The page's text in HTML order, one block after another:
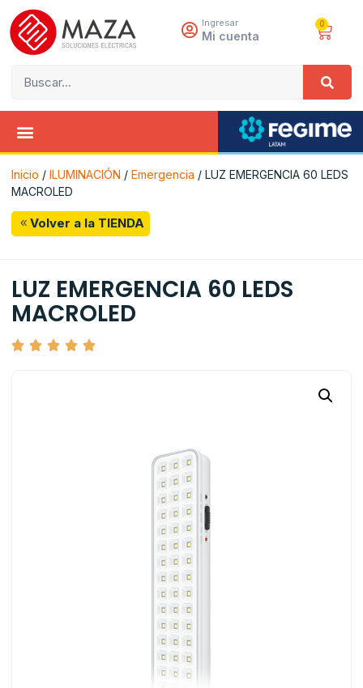
Ingresar
Mi cuenta
0
Inicio / ILUMINACIÓN / Emergencia / LUZ EMERGENCIA 60 LEDS
MACROLED
Volver a la TIENDA
LUZ EMERGENCIA 60 LEDS
MACROLED